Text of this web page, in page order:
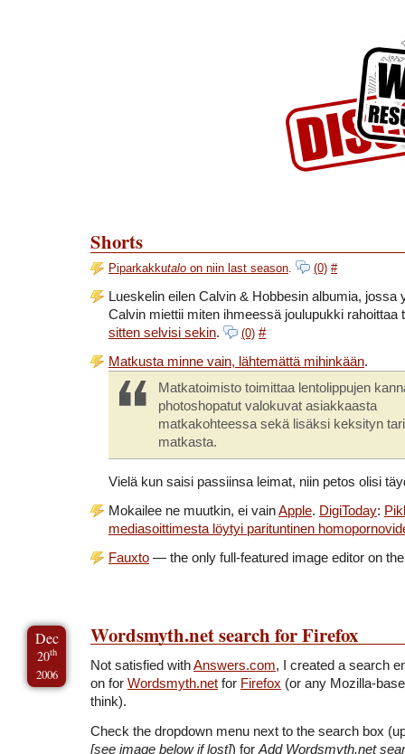
Shorts
Piparkakkutalo on niin last season (0) #
Lueskelin eilen Calvin & Hobbesin albumia, jossa
Calvin miettii miten ihmeessä joulupukki rahoittaa
sitten selvisi sekin. (0) #
Matkusta minne vain, lähtemättä mihinkään.
Matkatoimisto toimittaa lentolippujen
photoshopatut valokuvat asiakkaasta
matkakohteessa sekä lisäksi keksityn
matkasta.
Vielä kun saisi passiinsa leimat, niin petos olisi
Mokailee ne muutkin, ei vainApple. DigiToday:
mediasoittimesta löytyi parituntinen
Fauxto — the only full-featured image editor on
Dec
20th
2006
Wordsmyth.net search for Firefox
Not satisfied withAnswers.com, I created a search
on for Wordsmyth.net for Firefox (or any Mozilla-
think).
Check the dropdown menu next to the search box
[see image below if lost]) for Add Wordsmyth.net